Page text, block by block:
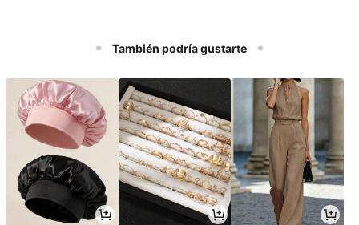
También podría gustarte